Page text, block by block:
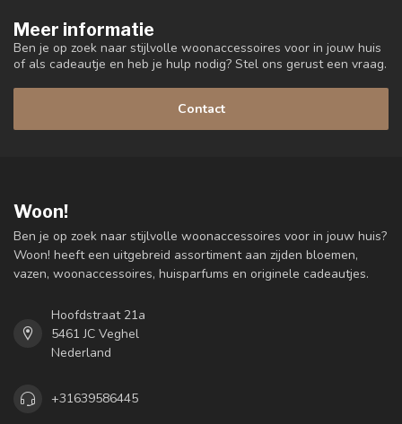
Meer informatie
Ben je op zoek naar stijlvolle woonaccessoires voor in jouw huis
of als cadeautje en heb je hulp nodig? Stel ons gerust een vraag.
Contact
Woon!
Ben je op zoek naar stijlvolle woonaccessoires voor in jouw huis?
Woon! heeft een uitgebreid assortiment aan zijden bloemen,
vazen, woonaccessoires, huisparfums en originele cadeautjes.
Hoofdstraat 21a
5461 JC Veghel
Nederland
+31639586445